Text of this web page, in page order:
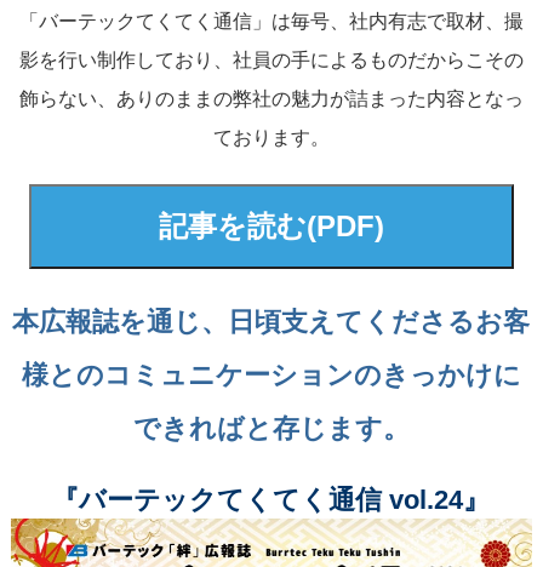
「バーテックてくてく通信」は毎号、社内有志で取材、撮
影を行い制作しており、社員の手によるものだからこその
飾らない、ありのままの弊社の魅力が詰まった内容となっ
ております。
記事を読む(PDF)
本広報誌を通じ、日頃支えてくださるお客
様とのコミュニケーションのきっかけに
できればと存じます。
『バーテックてくてく通信 vol.24』